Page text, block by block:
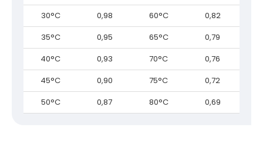
30°C
0,98 60°C
0,82
35°C
0,95 65°C
0,79
40°C
0,93 70°C
0,76
45°C
0,90 75°C
0,72
50°C
0,87 80°C 0,69